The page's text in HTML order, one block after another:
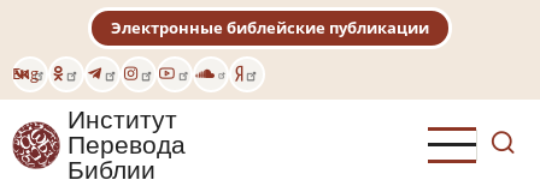
основному
содержанию
Eng
Электронные библейские публикации
Институт
Перевода
Библии